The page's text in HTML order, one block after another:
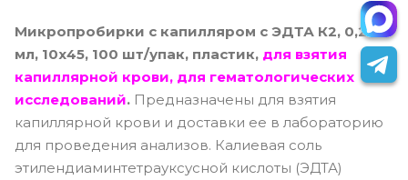
Микропробирки с капилляром с ЭДТА К2, 0,2
мл, 10х45, 100 шт/упак, пластик, для взятия
капиллярной крови, для гематологических
исследований. Предназначены для взятия
капиллярной крови и доставки ее в лабораторию
для проведения анализов. Калиевая соль
этилендиаминтетрауксусной кислоты (ЭДТА)